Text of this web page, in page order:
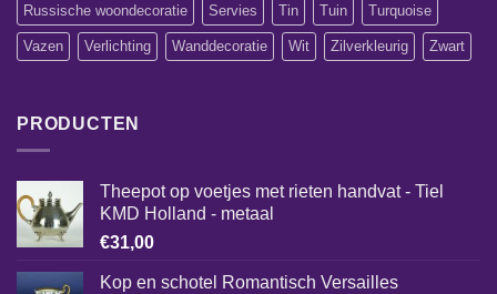
Russische woondecoratie Servies Tin Tuin Turquoise
Vazen Verlichting Wanddecoratie Wit Zilverkleurig Zwart
PRODUCTEN
Theepot op voetjes met rieten handvat - Tiel
KMD Holland - metaal
€31,00
Kop en schotel Romantisch Versailles